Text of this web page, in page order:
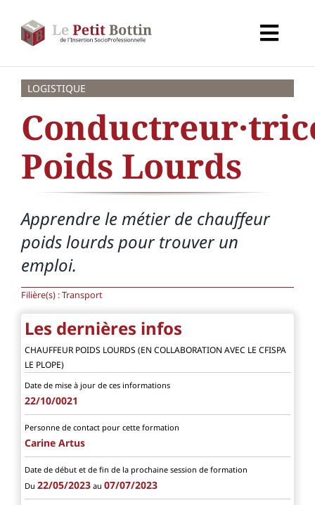
contenu
Types d’organismes
Organismes
Secteurs
Partenaires
LOGISTIQUE
Poids Lourds
Apprendre le métier de chauffeur
poids lourds pour trouver un
emploi.
Filière(s) : Transport
Les dernières infos
CHAUFFEUR POIDS LOURDS (EN COLLABORATION AVEC LE CFISPA
LE PLOPE)
Date de mise à jour de ces informations
22/10/0021
Personne de contact pour cette formation
Carine Artus
Date de début et de fin de la prochaine session de formation
Du 22/05/2023au 07/07/2023